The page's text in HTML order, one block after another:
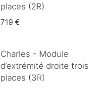
places (2R)
719 €
Charles - Module
d’extrémité droite trois
places (3R)